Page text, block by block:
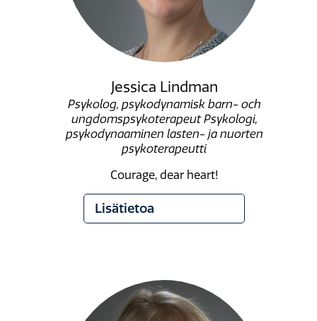
Jessica Lindman
Psykolog, psykodynamisk barn- och
ungdomspsykoterapeut Psykologi,
psykodynaaminen lasten- ja nuorten
psykoterapeutti
Courage, dear heart!
Lisätietoa